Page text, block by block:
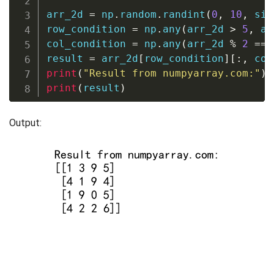
arr_2d = np . random . randint ( 0 , 10 ,
row_condition = np . any ( arr_2d > 5 ,
col_condition = np . any ( arr_2d % 2 ==
result = arr_2d [ row_condition] [ : ,
print ( "Result from numpyarray.com:" )
print ( result )
Output: